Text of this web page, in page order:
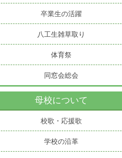
卒業生の活躍
八工生雑草取り
体育祭
同窓会総会
母校について
校歌・応援歌
学校の沿革